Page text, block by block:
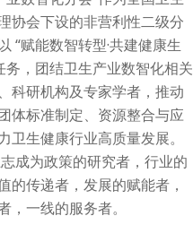
协会下设的非营利性二级分
“赋能数智转型·共建健康生
务，团结卫生产业数智化相关
科研机构及专家学者，推动
体标准制定、资源整合与应
卫生健康行业高质量发展。
为政策的研究者，行业的
的传递者，发展的赋能者，
，一线的服务者。